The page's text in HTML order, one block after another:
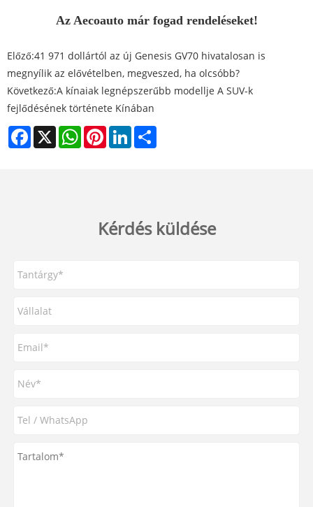
Az Aecoauto már fogad rendeléseket!
Előző:41 971 dollártól az új Genesis GV70 hivatalosan is
megnyílik az elővételben, megveszed, ha olcsóbb?
Következő:A kínaiak legnépszerűbb modellje A SUV-k
fejlődésének története Kínában
Facebook
X WhatsAppPinterestLinkedIn
Kérdés küldése